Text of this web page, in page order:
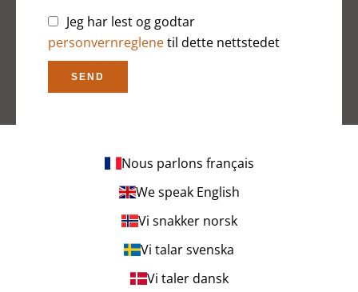
Jeg har lest og godtar
personvernreglenetil dette nettstedet
SEND
Nous parlons français
We speak English
Vi snakker norsk
Vi talar svenska
Vi taler dansk